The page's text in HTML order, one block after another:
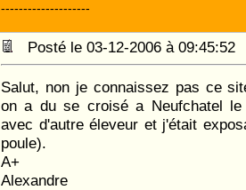
--------------------
Posté le 03-12-2006 à
Salut, non je connaissez pas ce
on a du se croisé a Neufchatel
avec d'autre éleveur et j'était
poule).
A+
Alexandre